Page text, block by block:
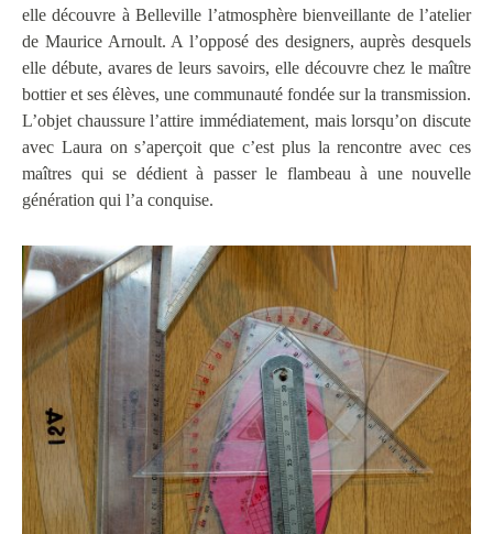
elle découvre à Belleville l’atmosphère bienveillante de l’atelier
de Maurice Arnoult. A l’opposé des designers, auprès desquels
elle débute, avares de leurs savoirs, elle découvre chez le maître
bottier et ses élèves, une communauté fondée sur la transmission.
L’objet chaussure l’attire immédiatement, mais lorsqu’on discute
avec Laura on s’aperçoit que c’est plus la rencontre avec ces
maîtres qui se dédient à passer le flambeau à une nouvelle
génération qui l’a conquise.